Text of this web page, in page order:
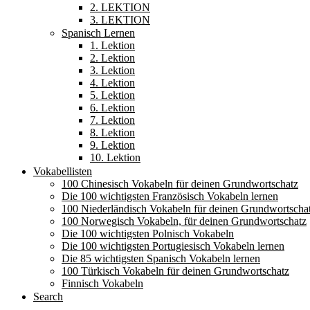
2. LEKTION
3. LEKTION
Spanisch Lernen
1. Lektion
2. Lektion
3. Lektion
4. Lektion
5. Lektion
6. Lektion
7. Lektion
8. Lektion
9. Lektion
10. Lektion
Vokabellisten
100 Chinesisch Vokabeln für deinen Grundwortschatz
Die 100 wichtigsten Französisch Vokabeln lernen
100 Niederländisch Vokabeln für deinen
100 Norwegisch Vokabeln, für deinen Grundwortschatz
Die 100 wichtigsten Polnisch Vokabeln
Die 100 wichtigsten Portugiesisch Vokabeln lernen
Die 85 wichtigsten Spanisch Vokabeln lernen
100 Türkisch Vokabeln für deinen Grundwortschatz
Finnisch Vokabeln
Search